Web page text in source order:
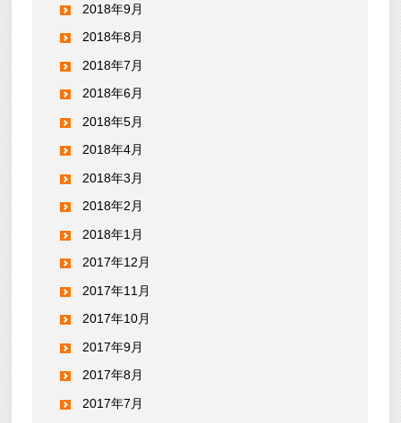
2018年9月
2018年8月
2018年7月
2018年6月
2018年5月
2018年4月
2018年3月
2018年2月
2018年1月
2017年12月
2017年11月
2017年10月
2017年9月
2017年8月
2017年7月